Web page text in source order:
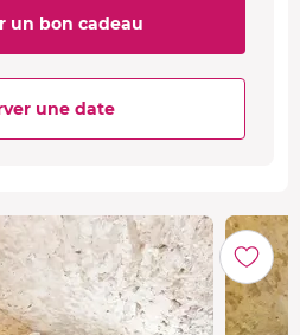
un bon cadeau
une date